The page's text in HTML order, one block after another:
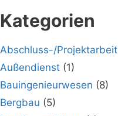
Kategorien
Abschluss-/Projektarbeit
Außendienst (1)
Bauingenieurwesen (8)
Bergbau (5)